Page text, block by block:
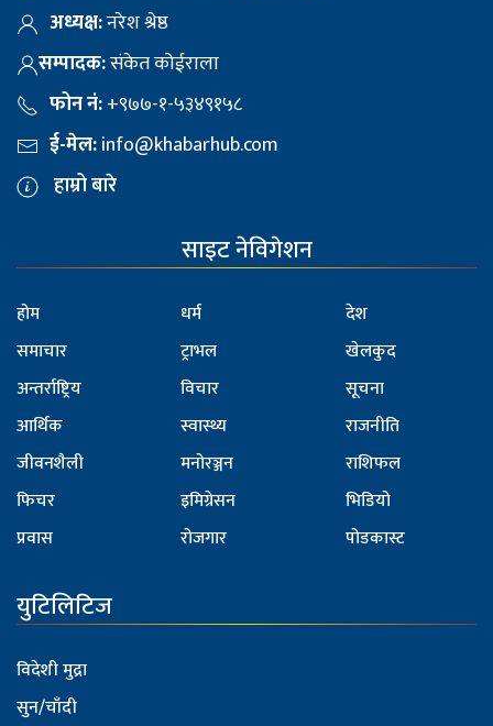
अध्यक्ष:नरेश श्रेष्ठ
सम्पादक:संकेत कोईराला
फोन नं:+९७७-१-५३४९१५८
ई-मेल:info@khabarhub.com
हाम्रो बारे
साइट नेविगेशन
होम
समाचार
अन्तर्राष्ट्रिय
आर्थिक
जीवनशैली
फिचर
प्रवास
धर्म
ट्राभल
विचार
स्वास्थ्य
मनोरञ्जन
इमिग्रेसन
रोजगार
देश
खेलकुद
सूचना
राजनीति
राशिफल
भिडियो
पोडकास्ट
युटिलिटिज
विदेशी मुद्रा
सुन/चाँदी